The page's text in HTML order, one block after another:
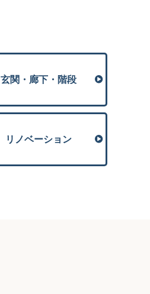
玄関・廊下・階段
リノベーション